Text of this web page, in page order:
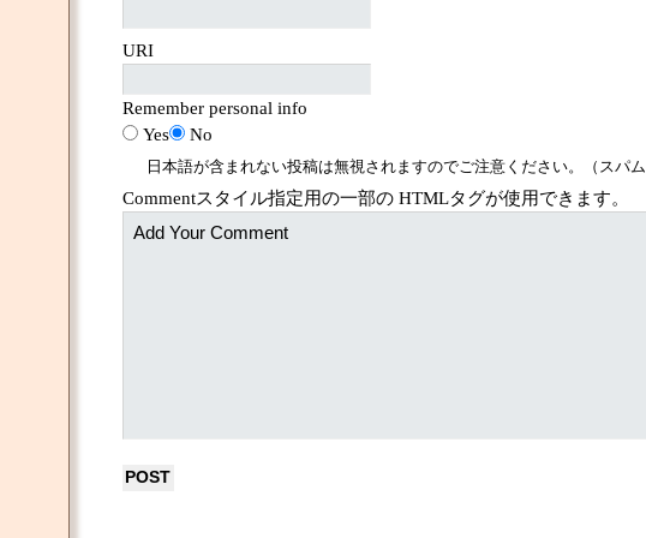
URI
Remember personal info
Yes
No
日本語が含まれない投稿は無視されますのでご注意ください。（スパ
Commentスタイル指定用の一部の HTMLタグが使用できます。